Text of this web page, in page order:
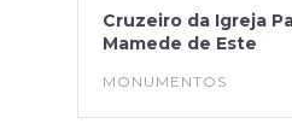
Cruzeiro da Igreja
Mamede de Este
MONUMENTOS